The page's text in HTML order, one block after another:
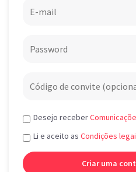
Desejo receber
Li e aceito as Condições